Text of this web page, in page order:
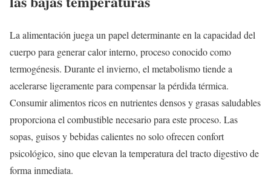
La alimentación juega un papel determinante en la capacidad del
cuerpo para generar calor interno, proceso conocido como
termogénesis. Durante el invierno, el metabolismo tiende a
acelerarse ligeramente para compensar la pérdida térmica.
Consumir alimentos ricos en nutrientes densos y grasas saludables
proporciona el combustible necesario para este proceso. Las
sopas, guisos y bebidas calientes no solo ofrecen confort
psicológico, sino que elevan la temperatura del tracto digestivo de
forma inmediata.